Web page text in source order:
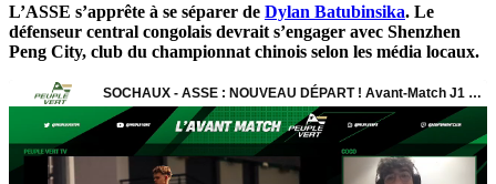
L’ASSE s’apprête à se séparer de Dylan Batubinsika. Le
défenseur central congolais devrait s’engager avec Shenzhen
Peng City, club du championnat chinois selon les média locaux.